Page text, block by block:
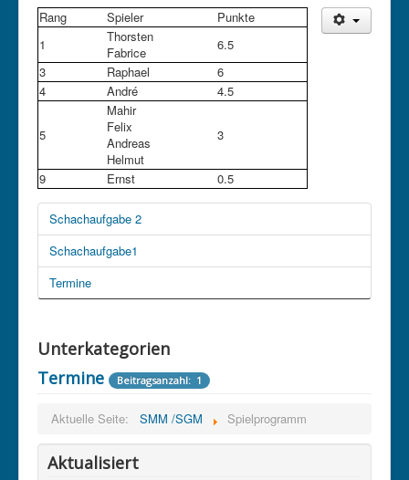
Rang Spieler
Punkte
1
Thorsten
Fabrice
6.5
3
Raphael
6
4
André 4.5
5
Mahir
Felix
Andreas
Helmut
3
9 Ernst 0.5
Schachaufgabe 2
Schachaufgabe1
Termine
Unterkategorien
Termine
Beitragsanzahl: 1
Aktuelle Seite: SMM /SGM Spielprogramm
Aktualisiert